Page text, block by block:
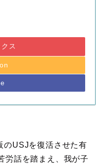
ス
のUSJを復活させた有
労話を踏まえ、我が子